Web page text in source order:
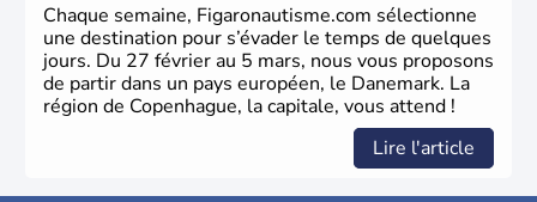
Chaque semaine, Figaronautisme.com sélectionne
une destination pour s’évader le temps de quelques
jours. Du 27 février au 5 mars, nous vous proposons
de partir dans un pays européen, le Danemark. La
région de Copenhague, la capitale, vous attend !
Lire l'article